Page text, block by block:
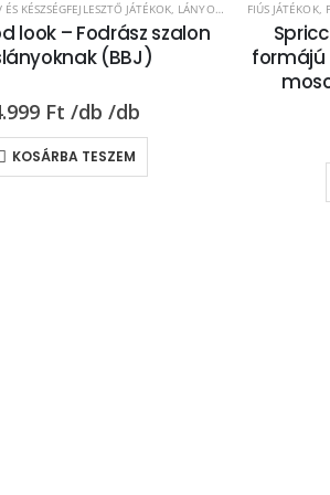
ÉS KÉSZSÉGFEJLESZTŐ JÁTÉKOK LÁNYOS JÁTÉKOK
look – Fodrász szalon
(BBJ)
Ft
KOSÁRBA TESZEM
FIÚS JÁTÉKOK,
formájú